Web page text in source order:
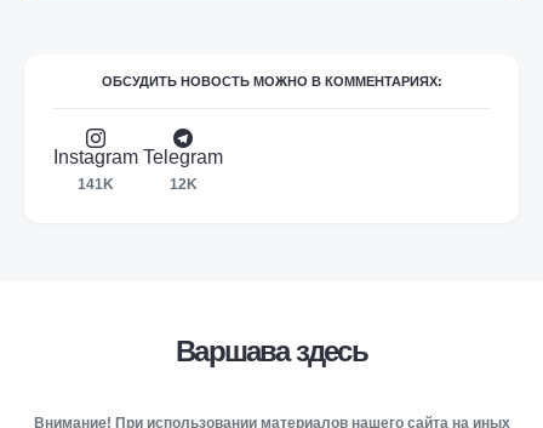
ОБСУДИТЬ НОВОСТЬ МОЖНО В КОММЕНТАРИЯХ:
Instagram
141K
Telegram
12K
Варшава здесь
Внимание! При использовании материалов нашего сайта на иных